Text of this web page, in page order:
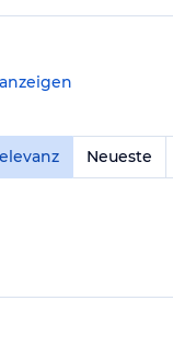
Neueste